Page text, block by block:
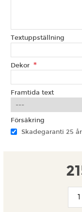
Textuppställning
Dekor *
Framtida text
Försäkring
Skadegaranti 25 år